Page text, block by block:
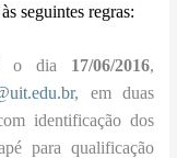
seguintes regras:
o dia 17/06/2016,
, em duas
identificação dos
para qualificação